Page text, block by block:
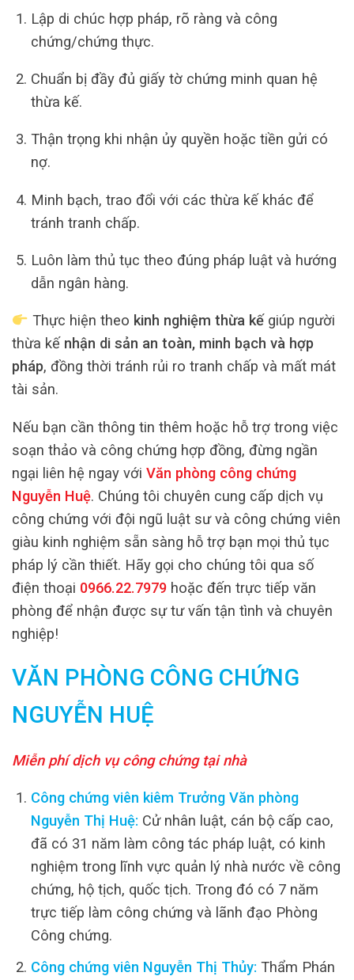
Lập di chúc hợp pháp, rõ ràng và công
chứng/chứng thực.
Chuẩn bị đầy đủ giấy tờ chứng minh quan hệ
thừa kế.
Thận trọng khi nhận ủy quyền hoặc tiền gửi có
nợ.
Minh bạch, trao đổi với các thừa kế khác để
tránh tranh chấp.
Luôn làm thủ tục theo đúng pháp luật và hướng
dẫn ngân hàng.
Thực hiện theo kinh nghiệm thừa kếgiúp người
thừa kế nhận di sản an toàn, minh bạch và hợp
pháp, đồng thời tránh rủi ro tranh chấp và mất mát
tài sản.
Nếu bạn cần thông tin thêm hoặc hỗ trợ trong việc
soạn thảo và công chứng hợp đồng, đừng ngần
ngại liên hệ ngay với Văn phòng công chứng
Nguyễn Huệ. Chúng tôi chuyên cung cấp dịch vụ
công chứng với đội ngũ luật sư và công chứng viên
giàu kinh nghiệm sẵn sàng hỗ trợ bạn mọi thủ tục
pháp lý cần thiết. Hãy gọi cho chúng tôi qua số
điện thoại 0966.22.7979 hoặc đến trực tiếp văn
phòng để nhận được sự tư vấn tận tình và chuyên
nghiệp!
VĂN PHÒNG CÔNG CHỨNG
NGUYỄN HUỆ
Miễn phí dịch vụ công chứng tại nhà
Công chứng viên kiêm Trưởng Văn phòng
Nguyễn Thị Huệ: Cử nhân luật, cán bộ cấp cao,
đã có 31 năm làm công tác pháp luật, có kinh
nghiệm trong lĩnh vực quản lý nhà nước về công
chứng, hộ tịch, quốc tịch. Trong đó có 7 năm
trực tiếp làm công chứng và lãnh đạo Phòng
Công chứng.
Công chứng viên Nguyễn Thị Thủy: Thẩm Phán